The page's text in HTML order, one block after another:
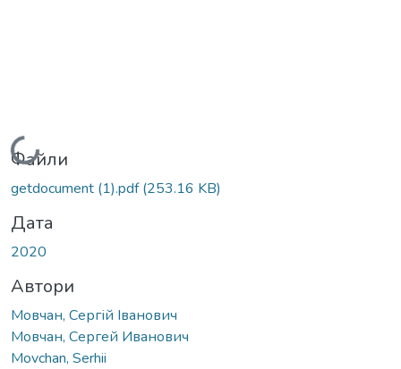
Вантажиться...
Файли
getdocument (1).pdf(253.16 KB)
Дата
2020
Автори
Мовчан, Сергій Іванович
Мовчан, Сергей Иванович
Movchan, Serhii